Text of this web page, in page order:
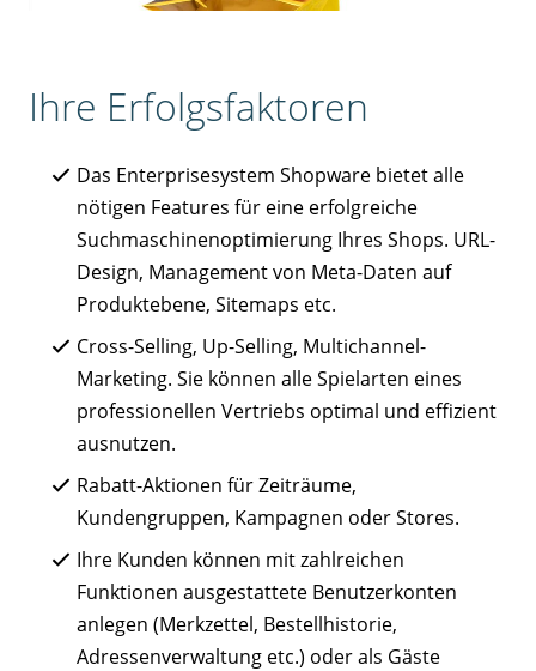
Ihre Erfolgsfaktoren
Das Enterprisesystem Shopware bietet alle
nötigen Features für eine erfolgreiche
Suchmaschinenoptimierung Ihres Shops. URL-
Design, Management von Meta-Daten auf
Produktebene, Sitemaps etc.
Cross-Selling, Up-Selling, Multichannel-
Marketing. Sie können alle Spielarten eines
professionellen Vertriebs optimal und effizient
ausnutzen.
Rabatt-Aktionen für Zeiträume,
Kundengruppen, Kampagnen oder Stores.
Ihre Kunden können mit zahlreichen
Funktionen ausgestattete Benutzerkonten
anlegen (Merkzettel, Bestellhistorie,
Adressenverwaltung etc.) oder als Gäste